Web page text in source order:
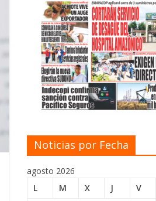
Noticias por Fecha
agosto 2026
L
M X J V